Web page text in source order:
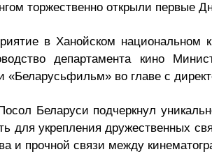
торжественно открыли первые
в Ханойском национальном
департамента кино
«Беларусьфильм» во главе с
Беларуси подчеркнул
для укрепления дружественных
и прочной связи между